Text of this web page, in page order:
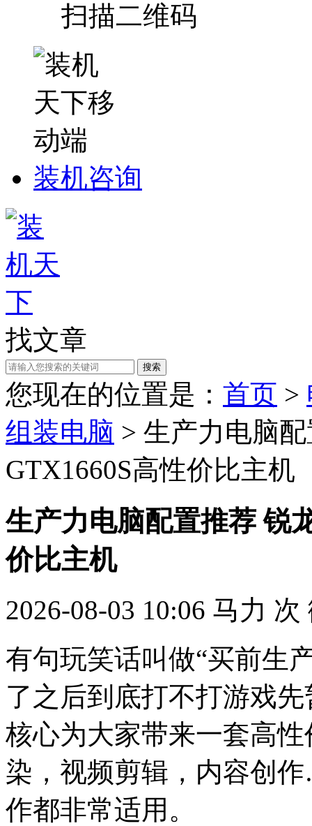
扫描二维码
装机咨询
找文章
搜索
您现在的位置是： 首页 >
组装电脑 > 生产力电脑
GTX1660S高性价比主机
生产力电脑配置推荐 锐
价比主机
2026-08-03 10:06 马力 次
有句玩笑话叫做“买前生
了之后到底打不打游戏
核心为大家带来一套高
染，视频剪辑，内容创
作都非常适用。